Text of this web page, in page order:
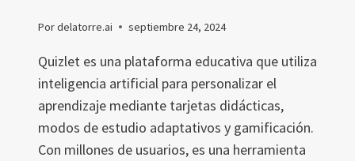
Pordelatorre.ai septiembre 24, 2024
Quizlet es una plataforma educativa que utiliza
inteligencia artificial para personalizar el
aprendizaje mediante tarjetas didácticas,
modos de estudio adaptativos y gamificación.
Con millones de usuarios, es una herramienta